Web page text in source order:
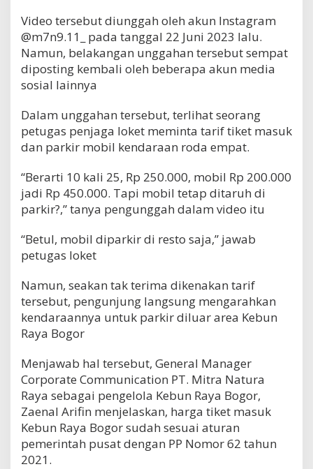
Video tersebut diunggah oleh akun Instagram
@m7n9.11_ pada tanggal 22 Juni 2023 lalu.
Namun, belakangan unggahan tersebut sempat
diposting kembali oleh beberapa akun media
sosial lainnya
Dalam unggahan tersebut, terlihat seorang
petugas penjaga loket meminta tarif tiket masuk
dan parkir mobil kendaraan roda empat.
“Berarti 10 kali 25, Rp 250.000, mobil Rp 200.000
jadi Rp 450.000. Tapi mobil tetap ditaruh di
parkir?,” tanya pengunggah dalam video itu
“Betul, mobil diparkir di resto saja,” jawab
petugas loket
Namun, seakan tak terima dikenakan tarif
tersebut, pengunjung langsung mengarahkan
kendaraannya untuk parkir diluar area Kebun
Raya Bogor
Menjawab hal tersebut, General Manager
Corporate Communication PT. Mitra Natura
Raya sebagai pengelola Kebun Raya Bogor,
Zaenal Arifin menjelaskan, harga tiket masuk
Kebun Raya Bogor sudah sesuai aturan
pemerintah pusat dengan PP Nomor 62 tahun
2021.